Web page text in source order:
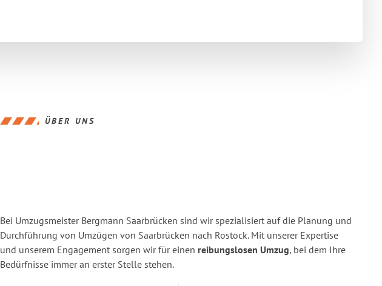
ÜBER UNS
Bei Umzugsmeister Bergmann Saarbrücken sind wir spezialisiert auf die Planung und
Durchführung von Umzügen von Saarbrücken nach Rostock. Mit unserer Expertise
und unserem Engagement sorgen wir für einen reibungslosen Umzug, bei dem Ihre
Bedürfnisse immer an erster Stelle stehen.